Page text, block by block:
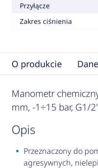
Przyłącze
Zakres ciśnienia
O produkcie
Manometr
mm, -1÷15 bar, G1/
opis
Przeznaczony do
agresywnych,